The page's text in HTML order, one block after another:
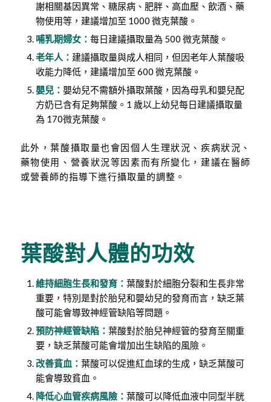
謝相關基因異常、糖尿病、肥胖、高血壓、飲酒、藥
物使用等，建議增加至 1000 微克葉酸。
哺乳期婦女： 每日建議攝取量為 500 微克葉酸。
老年人： 建議攝取量與成人相同，但因老年人葉酸吸
收能力降低，建議增加至 600 微克葉酸。
嬰兒： 嬰幼兒不需額外攝取葉酸，因為母乳和嬰兒配
方奶已含有足夠葉酸。1 歲以上幼兒每日建議攝取量
為 170微克葉酸。
此外，葉酸攝取量也會因個人生理狀況、疾病狀況、
藥物使用、營養狀況等因素而有所變化，建議在醫師
或營養師的指導下進行攝取量的調整。
葉酸對人體的功效
維持細胞生長和發育： 葉酸對於細胞分裂和生長非常
重要，特別是對於胎兒和嬰幼兒的發育而言，缺乏葉
酸可能會導致神經管缺陷等問題。
預防神經管缺陷： 葉酸對於胎兒神經管的發育至關重
要，缺乏葉酸可能會增加出生缺陷的風險。
改善貧血： 葉酸可以促進紅血球的生成，缺乏葉酸可
能會導致貧血。
降低心血管疾病風險： 葉酸可以降低血液中同型半胱